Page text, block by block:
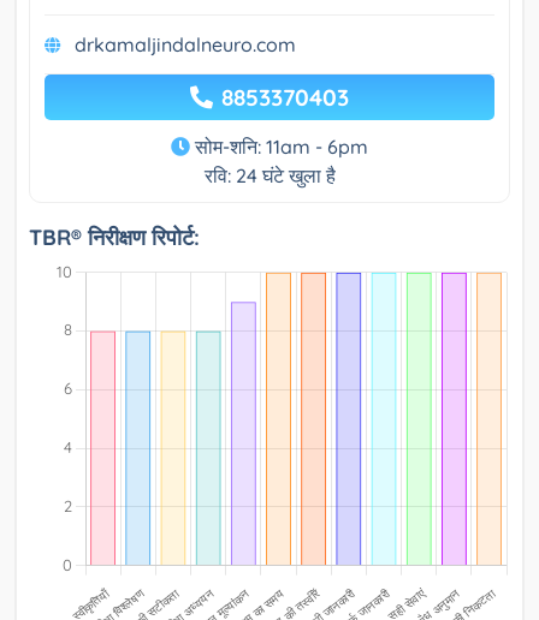
drkamaljindalneuro.com
8853370403
सोम-शनि: 11am - 6pm
रवि: 24 घंटे खुला है
TBR® निरीक्षण रिपोर्ट: